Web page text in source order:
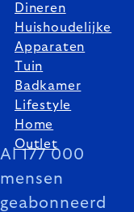
Al 177 000
mensen
geabonneerd
Dineren
Huishoudelijke
Apparaten
Tuin
Badkamer
Lifestyle
Home
Outlet